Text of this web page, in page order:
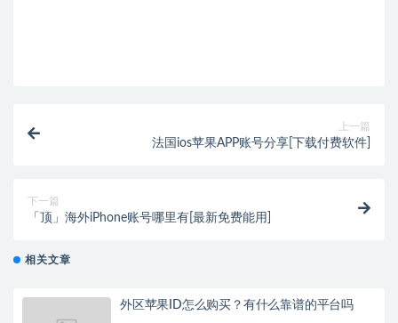
上一篇
法国ios苹果APP账号分享[下载付费软件]
下一篇
「顶」海外iPhone账号哪里有[最新免费能用]
相关文章
外区苹果ID怎么购买？有什么靠谱的平台吗